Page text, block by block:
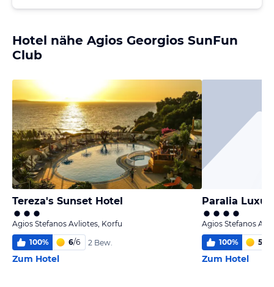
Hotel nähe Agios Georgios SunFun
Club
Tereza's Sunset Hotel
Agios Stefanos Avliotes, Korfu
100% 6/6 2 Bew.
Zum Hotel
Paralia
Agios Stefanos
100% 5,4
Zum Hotel